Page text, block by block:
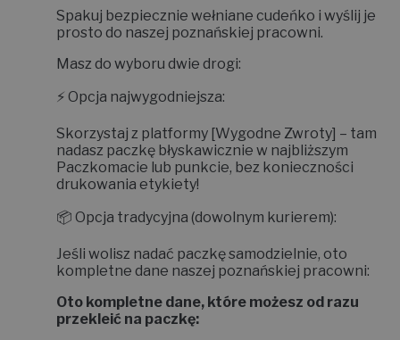
Spakuj bezpiecznie wełniane cudeńko i wyślij je
prosto do naszej poznańskiej pracowni.
Masz do wyboru dwie drogi:
⚡ Opcja najwygodniejsza:
Skorzystaj z platformy [Wygodne Zwroty] – tam
nadasz paczkę błyskawicznie w najbliższym
Paczkomacie lub punkcie, bez konieczności
drukowania etykiety!
📦 Opcja tradycyjna (dowolnym kurierem):
Jeśli wolisz nadać paczkę samodzielnie, oto
kompletne dane naszej poznańskiej pracowni:
Oto kompletne dane, które możesz od razu
przekleić na paczkę: